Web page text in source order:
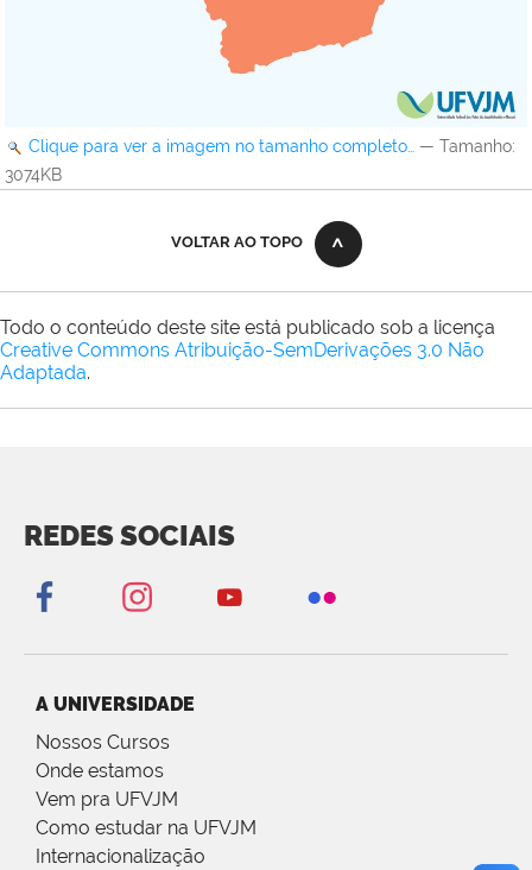
Clique para ver a imagem no tamanho completo… — Tamanho:
3074KB
VOLTAR AO TOPO
Todo o conteúdo deste site está publicado sob a licença
Creative Commons Atribuição-SemDerivações 3.0 Não
Adaptada.
REDES SOCIAIS
A UNIVERSIDADE
Nossos Cursos
Onde estamos
Vem pra UFVJM
Como estudar na UFVJM
Internacionalização